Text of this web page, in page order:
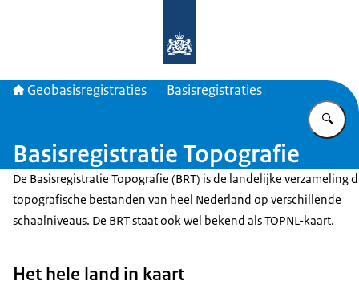
Geobasisregistraties Basisregistraties
Basisregistratie Topografie
De Basisregistratie Topografie (BRT) is de landelijke verzameling
topografische bestanden van heel Nederland op verschillende
schaalniveaus. De BRT staat ook wel bekend als TOPNL-kaart.
Het hele land in kaart